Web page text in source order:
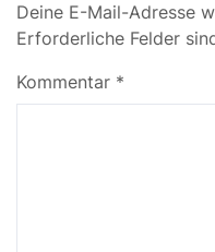
Deine E-Mail-Adresse
Erforderliche Felder
Kommentar *